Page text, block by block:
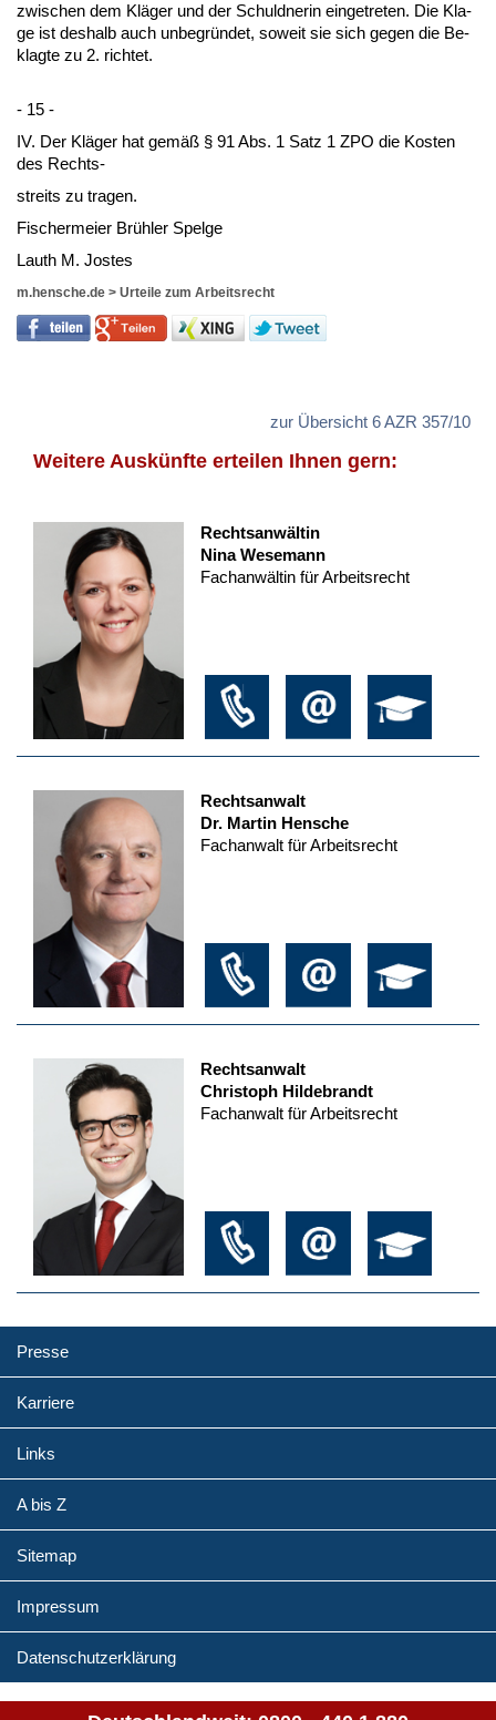
zwi­schen dem Kläger und der Schuld­ne­rin ein­ge­tre­ten. Die Kla­
ge ist des­halb auch un­be­gründet, so­weit sie sich ge­gen die Be­
klag­te zu 2. rich­tet.
- 15 -
IV. Der Kläger hat gemäß § 91 Abs. 1 Satz 1 ZPO die Kos­ten
des Rechts-
streits zu tra­gen.
Fi­scher­mei­er Brühler Spel­ge
Lauth M. Jos­tes
m.hensche.de > Urteile zum Arbeitsrecht
zur Übersicht 6 AZR 357/10
Weitere Auskünfte erteilen Ihnen gern:
Rechtsanwältin
Nina Wesemann
Fachanwältin für Arbeitsrecht
Rechtsanwalt
Dr. Martin Hensche
Fachanwalt für Arbeitsrecht
Rechtsanwalt
Christoph Hildebrandt
Fachanwalt für Arbeitsrecht
Presse
Karriere
Links
A bis Z
Sitemap
Impressum
Datenschutzerklärung